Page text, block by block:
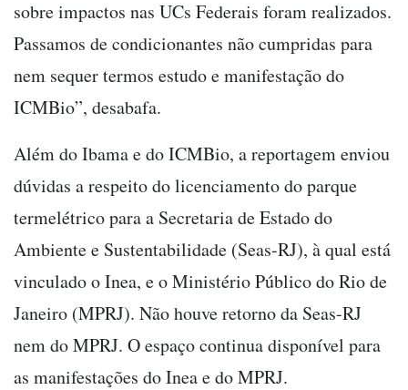
sobre impactos nas UCs Federais foram realizados.
Passamos de condicionantes não cumpridas para
nem sequer termos estudo e manifestação do
ICMBio”, desabafa.
Além do Ibama e do ICMBio, a reportagem enviou
dúvidas a respeito do licenciamento do parque
termelétrico para a Secretaria de Estado do
Ambiente e Sustentabilidade (Seas-RJ), à qual está
vinculado o Inea, e o Ministério Público do Rio de
Janeiro (MPRJ). Não houve retorno da Seas-RJ
nem do MPRJ. O espaço continua disponível para
as manifestações do Inea e do MPRJ.